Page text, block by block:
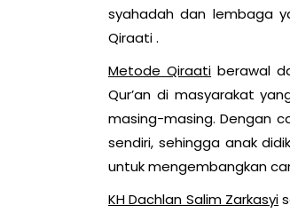
syahadah dan lembaga
Qiraati .
Metode Qiraati berawal
Qur’an di masyarakat
masing-masing. Dengan
sendiri, sehingga anak
untuk mengembangkan
KH Dachlan Salim Zarkasyi